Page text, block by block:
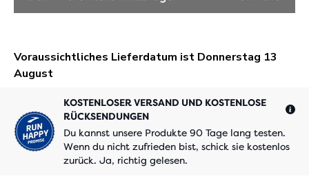
KOSTENLOSER VERSAND UND KOSTENLOSE
RÜCKSENDUNGEN
Du kannst unsere Produkte 90 Tage lang testen.
Wenn du nicht zufrieden bist, schick sie kostenlos
zurück. Ja, richtig gelesen.